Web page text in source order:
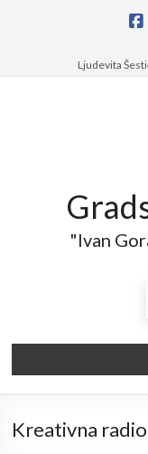
Ljudevita
"Ivan
Kreativna